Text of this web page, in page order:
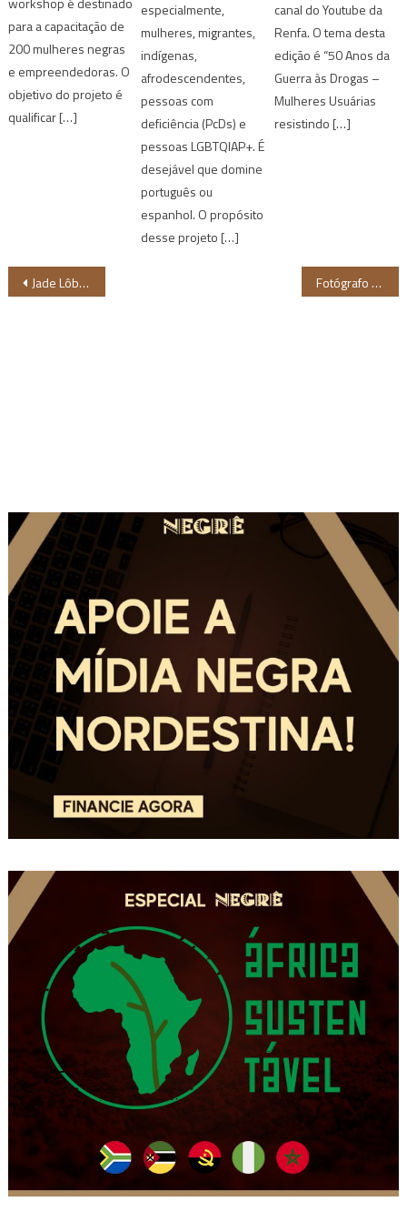
para a capacitação de
200 mulheres negras
e empreendedoras. O
objetivo do projeto é
qualificar […]
especialmente,
mulheres, migrantes,
indígenas,
afrodescendentes,
pessoas com
deficiência (PcDs) e
pessoas LGBTQIAP+. É
desejável que domine
português ou
espanhol. O propósito
desse projeto […]
canal do Youtube da
Renfa. O tema desta
edição é “50 Anos da
Guerra às Drogas –
Mulheres Usuárias
resistindo […]
Navegação
Jade Lôbo, antropóloga e colunista do Negrê, recebe 1º lugar no Trófeu Arte e Cultura de llhéus (BA) Fotógrafo baiano André Fernandes apresenta exposição inédita “Candomblé” no Paraguai